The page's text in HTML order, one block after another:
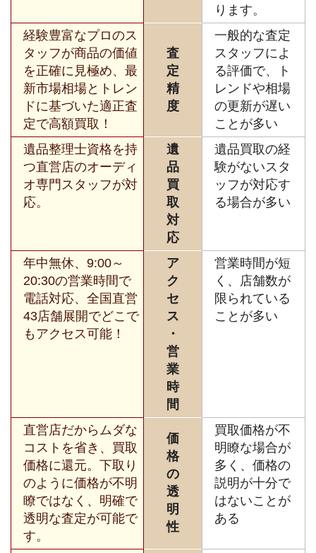
ります。
経験豊富なプロのス
タッフが商品の価値
を正確に見極め、最
新市場相場とトレン
ドに基づいた適正査
定で高額買取！
査
定
精
度
一般的な査定
スタッフによ
る評価で、ト
レンドや相場
の更新が遅い
ことが多い
遺品整理士資格を持
つ直営店のオーディ
オ専門スタッフが対
応。
遺
品
買
取
対
応
遺品買取の経
験がないスタ
ッフが対応す
る場合が多い
年中無休、9:00～
20:30の営業時間で
電話対応、全国直営
43店舗展開でどこで
もアクセス可能！
ア
ク
セ
ス
・
営
業
時
間
営業時間が短
く、店舗数が
限られている
ことが多い
直営店だからムダな
コストを省き、買取
価格に還元。下取り
のように価格が不明
瞭ではなく、明確で
透明な査定が可能で
す。
価
格
の
透
明
性
買取価格が不
明瞭な場合が
多く、価格の
説明が十分で
はないことが
ある